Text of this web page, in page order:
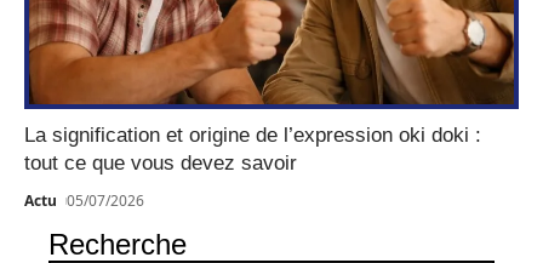
La signification et origine de l’expression oki doki :
tout ce que vous devez savoir
Actu 05/07/2026
Recherche